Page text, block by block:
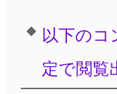
以下のコ
定で閲覧